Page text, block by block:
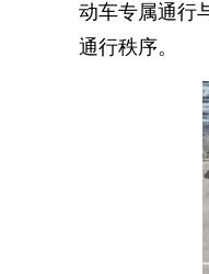
动车专属通行
通行秩序。